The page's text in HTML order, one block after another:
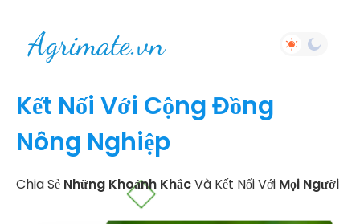
Kết Nối Với Cộng Đồng
Nông Nghiệp
Chia Sẻ Những Khoảnh KhắcVà Kết Nối Với Mọi Người